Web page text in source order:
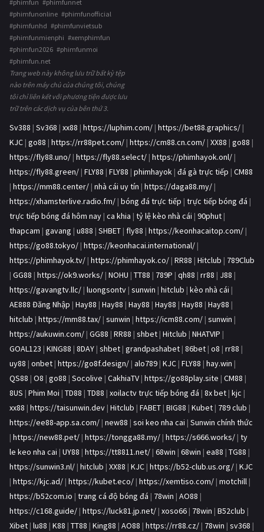
#phimfun #phimfunnet
#phimfunonline #phimfunofficial
#phimfunhd #phimfunvietsub
#phimfunmienphi #xemphimfun
#phimfun2026 #phimfunmoi
#phimfun.net
Trang web này không lưu trữ bất kỳ tệp
nào trên máy chủ của chúng tôi, chúng
tôi chỉ liên kết với phương tiện được lưu
trữ trên các dịch vụ của bên thứ 3.
Sv388 | Sv368 | xx88 | https://luphim.com/ | https://bet88.graphics/ |
KJC | go88 | https://rr88pet.com/ | https://cm88.cn.com/ | XX88 | go88 |
https://fly88.uno/ | https://fly88.select/ | https://phimhayok.onl/ |
https://fly88.green/ | FLY88 | FLY88 | phimhayok | đá gà trực tiếp | CM88
| https://mm88.center/ | nhà cái uy tín | https://daga88.my/ |
https://xhamsterlive.radio.fm/ | bóng đá trực tiếp | trực tiếp bóng đá |
trực tiếp bóng đá hôm nay | ca khia | tỷ lệ kèo nhà cái | 90phut |
thapcam | gavang | u888 | SHBET | fly88 | https://keonhacaitop.com/ |
https://go88.tokyo/ | https://keonhacai.international/ |
https://phimhayok.tv/ | https://phimhayok.co/ | RR88 | Hitclub | 789Club
| GG88 | https://ok9.works/ | NOHU | TT88 | 789P | qh88 | rr88 | J88 |
https://gavangtv.llc/ | luongsontv | sunwin | hitclub | kèo nhà cái |
AE888 Đăng Nhập | Hay88 | Hay88 | Hay88 | Hay88 | Hay88 | Hay88 |
hitclub | https://mm88.tax/ | sunwin | https://icm88.com/ | sunwin |
https://aukuwin.com/ | GG88 | RR88 | shbet | Hitclub | NHATVIP |
GOAL123 | KING88 | 8DAY | shbet | grandpashabet | 86bet | o8 | rr88 |
uy88 | onbet | https://go8f.design/ | alo789 | KJC | FLY88 | hay.win |
QS88 | O8 | go88 | Socolive | CakhiaTV | https://go88play.site | CM88 |
8US | Phim Moi | TD88 | TD88 | xoilactv trực tiếp bóng đá | 8x bet | kjc |
xx88 | https://taisunwin.dev | Hitclub | FABET | BIG88 | Kubet | 789 club |
https://ee88-app.sa.com/ | new88 | soi keo nha cai | Sunwin chính thức
| https://new88.pet/ | https://tongga88.my/ | https://s666.works/ | ty
le keo nha cai | UY88 | https://tt8811.net/ | 68win | 68win | ea88 | TG88 |
https://sunwin3.nl/ | hitclub | XX88 | KJC | https://b52-club.us.org/ | KJC
| https://kjc.ad/ | https://kubet.eco/ | https://xemtiso.com/ | motchill |
https://b52com.io | trang cá độ bóng đá | 78win | AO88 |
https://c168.guide/ | https://luck81.jp.net/ | xoso66 | 78win | B52club |
Xibet | lu88 | K88 | TT88 | King88 | AO88 | https://rr88.cz/ | 78win | sv368 |